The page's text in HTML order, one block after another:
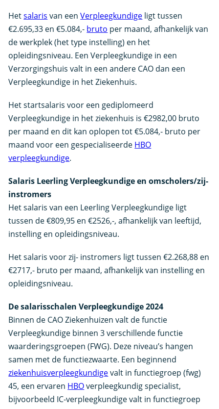
Hetsalaris van eenVerpleegkundige ligt tussen
€2.695,33 en €5.084,- bruto per maand, afhankelijk van
de werkplek (het type instelling) en het
opleidingsniveau. Een Verpleegkundige in een
Verzorgingshuis valt in een andere CAO dan een
Verpleegkundige in het Ziekenhuis.
Het startsalaris voor een gediplomeerd
Verpleegkundige in het ziekenhuis is €2982,00 bruto
per maand en dit kan oplopen tot €5.084,- bruto per
maand voor een gespecialiseerde HBO
verpleegkundige.
Salaris Leerling Verpleegkundige en omscholers/zij-
instromers
Het salaris van een Leerling Verpleegkundige ligt
tussen de €809,95 en €2526,-, afhankelijk van leeftijd,
instelling en opleidingsniveau.
Het salaris voor zij- instromers ligt tussen €2.268,88 en
€2717,- bruto per maand, afhankelijk van instelling en
opleidingsniveau.
De salarisschalen Verpleegkundige 2024
Binnen de CAO Ziekenhuizen valt de functie
Verpleegkundige binnen 3 verschillende functie
waarderingsgroepen (FWG). Deze niveau’s hangen
samen met de functiezwaarte. Een beginnend
ziekenhuisverpleegkundigevalt in functiegroep (fwg)
45, een ervaren HBOverpleegkundig specialist,
bijvoorbeeld IC-verpleegkundige valt in functiegroep